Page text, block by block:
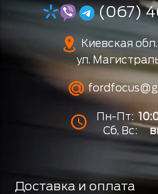
(067)
Киевская
ул.
Пн-Пт:
Сб, Вс:
Доставка и оплата